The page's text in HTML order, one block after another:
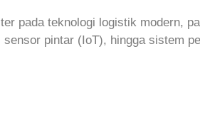
pada teknologi logistik modern,
pintar (IoT), hingga sistem